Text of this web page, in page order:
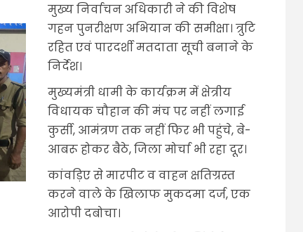
मुख्य निर्वाचन अधिकारी ने की विशेष
गहन पुनरीक्षण अभियान की समीक्षा। त्रुटि
रहित एवं पारदर्शी मतदाता सूची बनाने के
निर्देश।
मुख्यमंत्री धामी के कार्यक्रम में क्षेत्रीय
विधायक चौहान की मंच पर नहीं लगाई
कुर्सी, आमंत्रण तक नहीं फिर भी पहुंचे, बे-
आबरू होकर बैठे, जिला मोर्चा भी रहा दूर।
कांवड़िए से मारपीट व वाहन क्षतिग्रस्त
करने वाले के खिलाफ मुकदमा दर्ज, एक
आरोपी दबोचा।